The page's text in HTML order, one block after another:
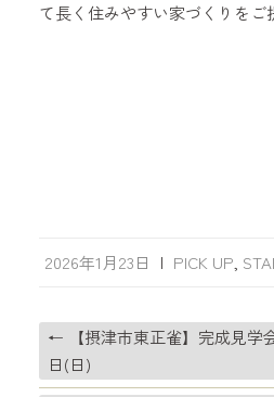
て長く住みやすい家づくりをご
2026年1月23日 | PICK UP,
← 【摂津市東正雀】完成見学
日(日)